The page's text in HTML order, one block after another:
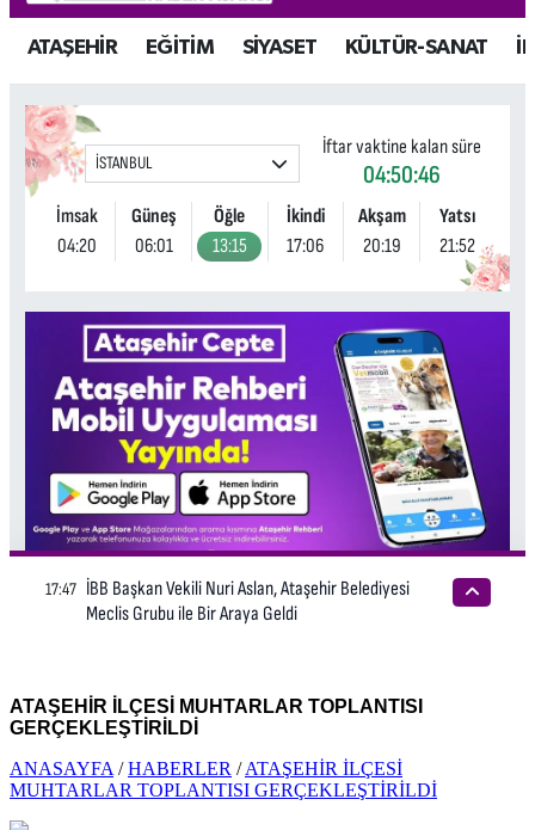
ATAŞEHİR İLÇESİ MUHTARLAR TOPLANTISI
GERÇEKLEŞTİRİLDİ
ANASAYFA /HABERLER /ATAŞEHİR İLÇESİ
MUHTARLAR TOPLANTISI GERÇEKLEŞTİRİLDİ